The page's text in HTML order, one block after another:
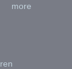
more